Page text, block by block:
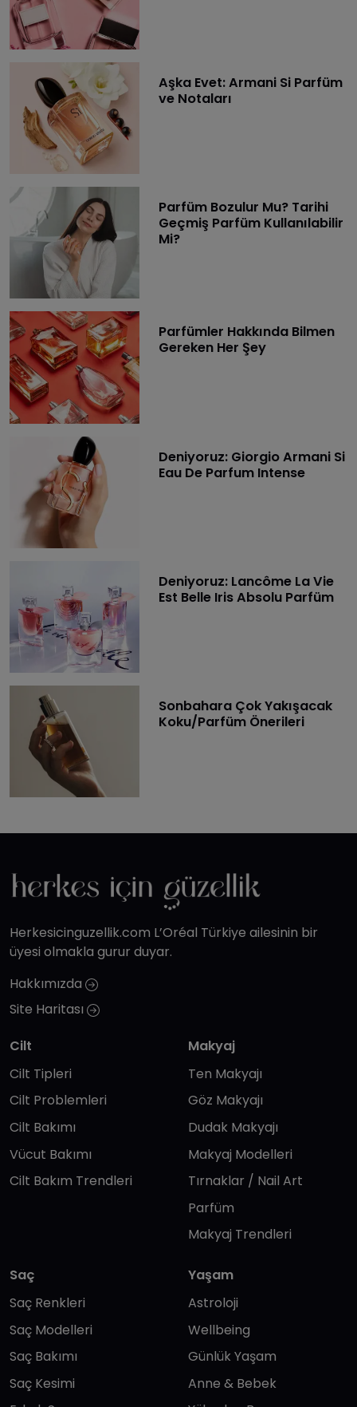
Aşka Evet: Armani Si Parfüm
ve Notaları
Parfüm Bozulur Mu? Tarihi
Geçmiş Parfüm Kullanılabilir
Mi?
Parfümler Hakkında Bilmen
Gereken Her Şey
Deniyoruz: Giorgio Armani Si
Eau De Parfum Intense
Deniyoruz: Lancôme La Vie
Est Belle Iris Absolu Parfüm
Sonbahara Çok Yakışacak
Koku/Parfüm Önerileri
Herkesicinguzellik.com L’Oréal Türkiye ailesinin bir
üyesi olmakla gurur duyar.
Hakkımızda
Site Haritası
Cilt
Cilt Tipleri
Cilt Problemleri
Cilt Bakımı
Vücut Bakımı
Cilt Bakım Trendleri
Makyaj
Ten Makyajı
Göz Makyajı
Dudak Makyajı
Makyaj Modelleri
Tırnaklar / Nail Art
Parfüm
Makyaj Trendleri
Saç
Saç Renkleri
Saç Modelleri
Saç Bakımı
Saç Kesimi
Yaşam
Astroloji
Wellbeing
Günlük Yaşam
Anne & Bebek